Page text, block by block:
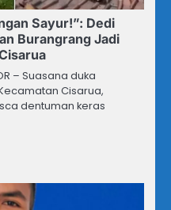
Sayur!”: Dedi
Burangrang Jadi
– Suasana duka
Cisarua,
dentuman keras